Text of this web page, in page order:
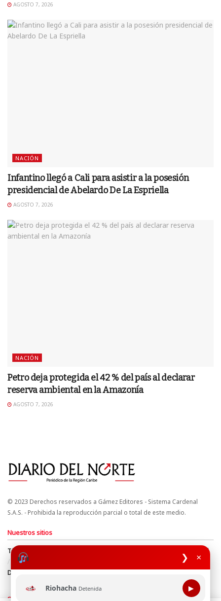
❯ ×
Riohacha Detenida ▶
AGOSTO 7, 2026
NACIÓN
Infantino llegó a Cali para asistir a la posesión
presidencial de Abelardo De La Espriella
AGOSTO 7, 2026
NACIÓN
Petro deja protegida el 42 % del país al declarar
reserva ambiental en la Amazonía
AGOSTO 7, 2026
© 2023 Derechos reservados a Gámez Editores - Sistema Cardenal
S.A.S. - Prohibida la reproducción parcial o total de este medio.
Nuestros sitios
Términos y Condiciones
Derechos de Autor y Propiedad Intelectual
Política de uso de cookies
Política de Tratamiento de Datos
Directrices Editoriales
Síguenos